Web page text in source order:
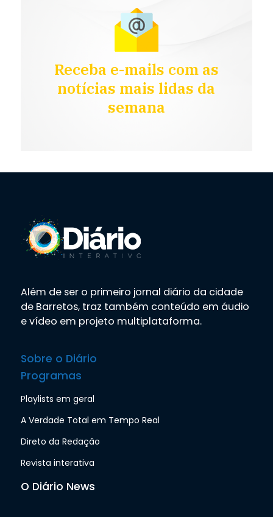
Receba e-mails com as
notícias mais lidas da
semana
Além de ser o primeiro jornal diário da cidade
de Barretos, traz também conteúdo em áudio
e vídeo em projeto multiplataforma.
Sobre o Diário
Programas
Playlists em geral
A Verdade Total em Tempo Real
Direto da Redação
Revista interativa
O Diário News